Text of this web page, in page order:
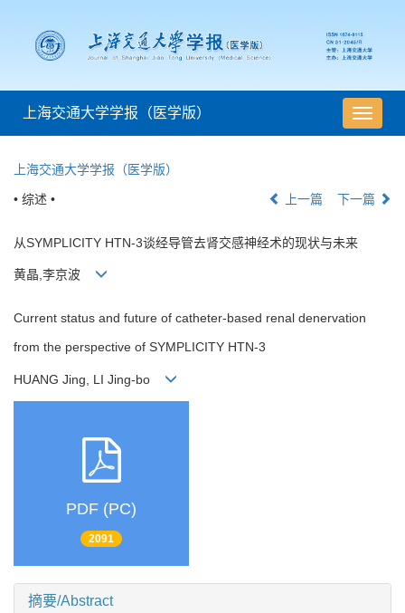
导
航
上海交通大学学报（医学版）
上海交通大学学报（医学版）
• 综述 • 上一篇 下一篇
从SYMPLICITY HTN-3谈经导管去肾交感神经术的现状与未来
黄晶,李京波
Current status and future of catheter-based renal denervation
from the perspective of SYMPLICITY HTN-3
HUANG Jing, LI Jing-bo
PDF (PC)
2091
摘要/Abstract